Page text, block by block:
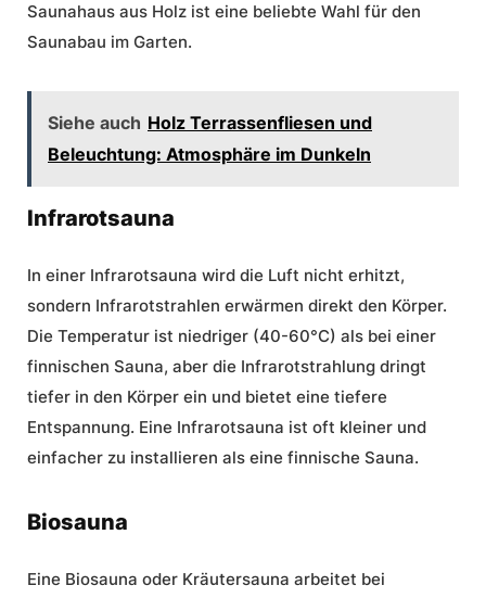
Saunahaus aus Holz ist eine beliebte Wahl für den
Saunabau im Garten.
Siehe auch Holz Terrassenfliesen und
Beleuchtung: Atmosphäre im Dunkeln
Infrarotsauna
In einer Infrarotsauna wird die Luft nicht erhitzt,
sondern Infrarotstrahlen erwärmen direkt den Körper.
Die Temperatur ist niedriger (40-60°C) als bei einer
finnischen Sauna, aber die Infrarotstrahlung dringt
tiefer in den Körper ein und bietet eine tiefere
Entspannung. Eine Infrarotsauna ist oft kleiner und
einfacher zu installieren als eine finnische Sauna.
Biosauna
Eine Biosauna oder Kräutersauna arbeitet bei